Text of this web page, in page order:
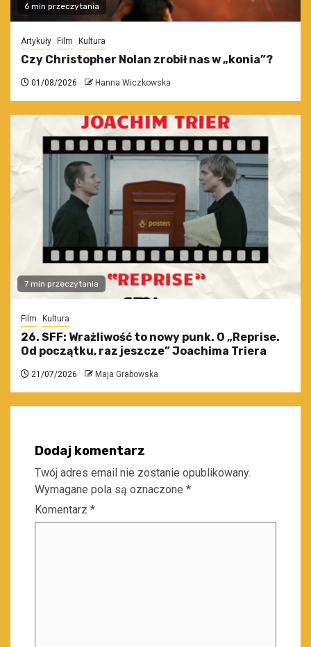
6 min przeczytania
Artykuły Film Kultura
Czy Christopher Nolan zrobił nas w „konia”?
01/08/2026 Hanna Wiczkowska
7 min przeczytania
Film Kultura
26. SFF: Wrażliwość to nowy punk. O „Reprise.
Od początku, raz jeszcze” Joachima Triera
21/07/2026 Maja Grabowska
Dodaj komentarz
Twój adres email nie zostanie opublikowany.
Wymagane pola są oznaczone *
Komentarz *